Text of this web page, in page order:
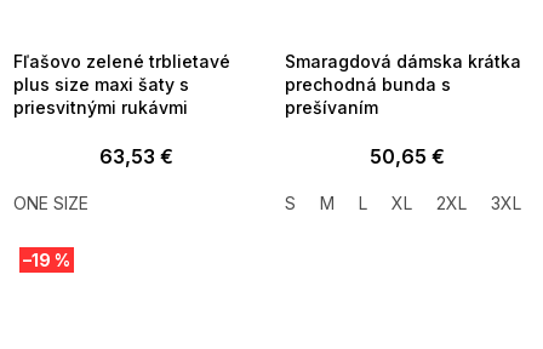
Fľašovo zelené trblietavé
plus size maxi šaty s
priesvitnými rukávmi
63,53 €
ONE SIZE
Smaragdová dámska krátka
prechodná bunda s
prešívaním
50,65 €
S M L XL 2XL 3XL
–19 %